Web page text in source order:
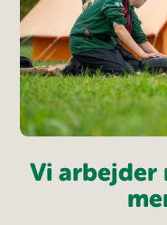
Vi arbejder